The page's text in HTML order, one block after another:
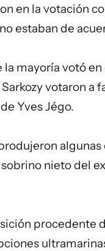
en la votación
estaban de
mayoría votó
votaron a
Yves Jégo.
nieto del
procedente